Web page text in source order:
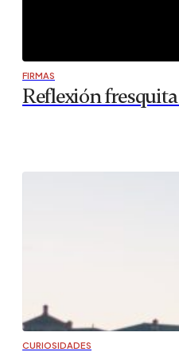
FIRMAS
Reflexión fresquita
CURIOSIDADES